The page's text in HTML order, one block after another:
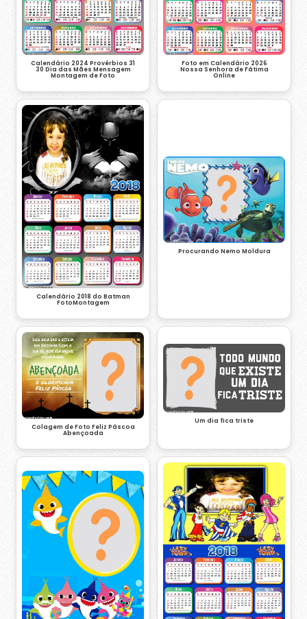
Calendário 2024 Provérbios 31
30 Dia das Mães Mensagem
Montagem de Foto
Foto em Calendário 2026
Nossa Senhora de Fátima
Online
Calendário 2018 do Batman
FotoMontagem
Procurando Nemo Moldura
Colagem de Foto Feliz Páscoa
Abençoada
Um dia fica triste